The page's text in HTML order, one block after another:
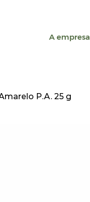
A empresa
P.A. 25 g